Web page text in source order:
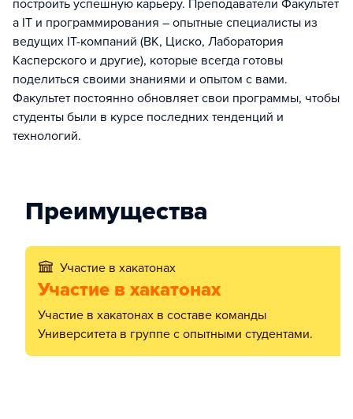
построить успешную карьеру. Преподаватели Факультет
а IT и программирования – опытные специалисты из
ведущих IT-компаний (ВК, Циско, Лаборатория
Касперского и другие), которые всегда готовы
поделиться своими знаниями и опытом с вами.
Факультет постоянно обновляет свои программы, чтобы
студенты были в курсе последних тенденций и
технологий.
Преимущества
Участие в хакатонах
Участие в хакатонах
Участие в хакатонах в составе команды
Университета в группе с опытными студентами.